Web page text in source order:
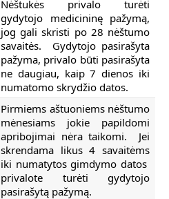
Nėštukės privalo turėti
gydytojo medicininę pažymą,
jog gali skristi po 28 nėštumo
savaitės. Gydytojo pasirašyta
pažyma, privalo būti pasirašyta
ne daugiau, kaip 7 dienos iki
numatomo skrydžio datos.
Pirmiems aštuoniems nėštumo
mėnesiams jokie papildomi
apribojimai nėra taikomi. Jei
skrendama likus 4 savaitėms
iki numatytos gimdymo datos
privalote turėti gydytojo
pasirašytą pažymą.